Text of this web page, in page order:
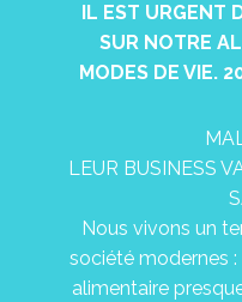
IL EST URGENT
SUR NOTRE
MODES DE VIE.
LEUR BUSINESS
Nous vivons un
société modernes
alimentaire